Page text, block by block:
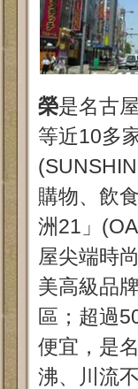
榮是名古
等近10多
購物、飲
洲21」
屋尖端時
美高級品
區；超過
便宜，是
沸、川流不